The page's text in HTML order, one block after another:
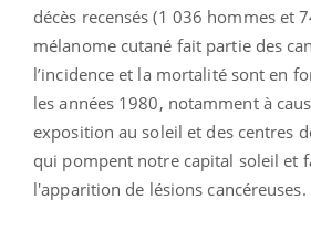
décès recensés (1 036 hommes et
mélanome cutané fait partie des
l’incidence et la mortalité sont en
les années 1980, notamment à
exposition au soleil et des centres
qui pompent notre capital soleil et
l'apparition de lésions cancéreuses.